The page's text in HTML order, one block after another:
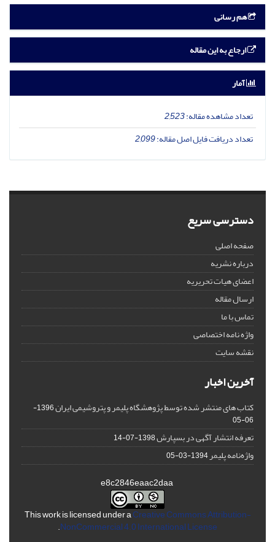
هم رسانی
ارجاع به این مقاله
آمار
تعداد مشاهده مقاله:2,523
تعداد دریافت فایل اصل مقاله:2,099
دسترسی سریع
صفحه اصلی
درباره نشریه
اعضای هیات تحریریه
ارسال مقاله
تماس با ما
واژه نامه اختصاصی
نقشه سایت
آخرین اخبار
کتاب های منتشر شده توسط پژوهشگاه پلیمر و پتروشیمی ایران
1396-
06-05
تعرفه انتشار آگهی در بسپارش1398-07-14
واژه‌نامه پلیمر1394-03-05
This work is licensed under aCreative Commons Attribution-
NonCommercial 4.0 International License
.